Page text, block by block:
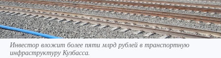
Инвестор вложит более пяти млрд рублей в транспортную
инфраструктуру Кузбасса.